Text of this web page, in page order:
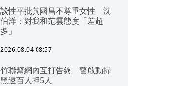
談性平批黃國昌不尊重女性 沈
伯洋：對我和范雲態度「差超
多」
2026.08.04 08:57
竹聯幫網內互打告終 警啟動掃
黑逮百人押5人